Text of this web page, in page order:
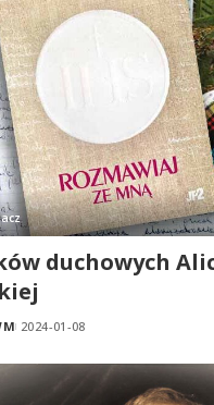
duchowych
2024-01-08